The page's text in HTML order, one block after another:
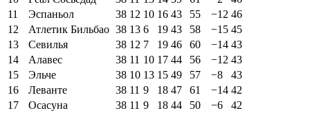
11
Эспаньол 38 12 10 16 43 55 −12 46
12
Атлетик Бильбао 38 13 6 19 43 58 −15 45
13
Севилья 38 12 7 19 46 60 −14 43
14
Алавес 38 11 10 17 44 56 −12 43
15
Эльче 38 10 13 15 49 57 −8
43
16
Леванте 38 11 9 18 47 61 −14 42
17
Осасуна 38 11 9 18 44 50 −6
42